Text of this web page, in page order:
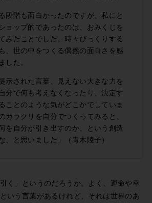
段階も面白かったのですが、私にと
ョップ的であったのは、おみくじを
みたことでした。時々びっくりする
、世の中をつくる偶然の面白さを感
した。
示された言葉、見えない大きな力を
分で何も考えなくなったり、決定す
ことのような気がどこかでしていま
カラクリを自分でつくってみると、
を自分が引き出すのか、という創造
、と思いました」（青木陵子）
く」というのだろうか。よく、運命や幸
いう言葉があるけれど、それは世界のあ